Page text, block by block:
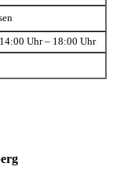
14:00 Uhr – 18:00 Uhr